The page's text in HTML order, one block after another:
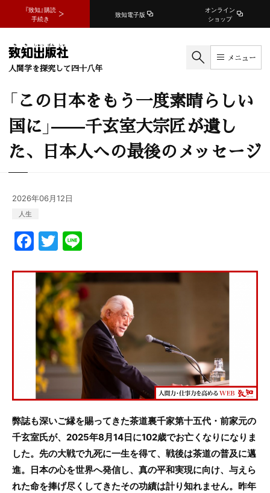
『致知』購読
手続き
致知電子版
オンライン
ショップ
人間学を探究して四十八年
メニュー
「この日本をもう一度素晴らしい
国に」——千玄室大宗匠が遺し
た、日本人への最後のメッセージ
2026年06月12日
人生
F
a
c
e
b
o
o
k
T
w
itt
er
e
弊誌も深いご縁を賜ってきた茶道裏千家第十五代・前家元の
千玄室氏が、2025年8月14日に102歳でお亡くなりになりま
した。先の大戦で九死に一生を得て、戦後は茶道の普及に邁
進。日本の心を世界へ発信し、真の平和実現に向け、与えら
れた命を捧げ尽くしてきたその功績は計り知れません。昨年